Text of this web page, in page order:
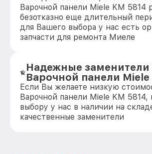
Варочной панели Miele KM 5814
безотказно еще длительный
для Вашего выбора у нас есть
запчасти для ремонта Миеле
Надежные заменители
Варочной панели Miele
Если Вы желаете низкую
Варочной панели Miele KM
выбору у нас в наличии на
качественные заменители